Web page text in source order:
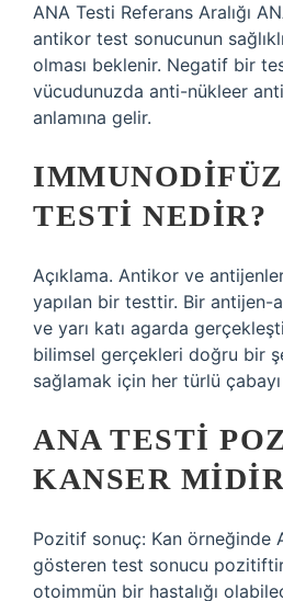
ANA Testi Referans Aralığı
antikor test sonucunun
olması beklenir. Negatif bir
vücudunuzda anti-nükleer
anlamına gelir.
TESTI NEDIR?
Açıklama. Antikor ve
yapılan bir testtir. Bir antijen-
ve yarı katı agarda
bilimsel gerçekleri doğru bir
sağlamak için her türlü
ANA TESTI
KANSER
Pozitif sonuç: Kan örneğinde
gösteren test sonucu
otoimmün bir hastalığı